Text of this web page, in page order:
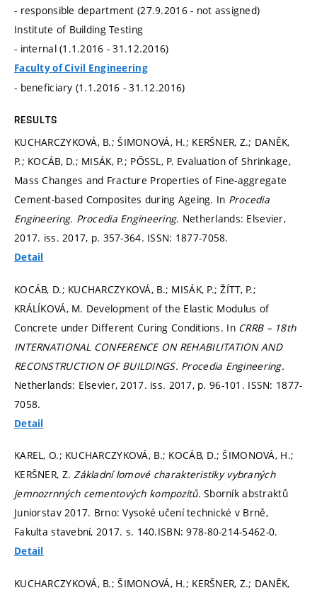
- responsible department (27.9.2016 - not assigned)
Institute of Building Testing
- internal (1.1.2016 - 31.12.2016)
Faculty of Civil Engineering
- beneficiary (1.1.2016 - 31.12.2016)
RESULTS
KUCHARCZYKOVÁ, B.; ŠIMONOVÁ, H.; KERŠNER, Z.; DANĚK,
P.; KOCÁB, D.; MISÁK, P.; PŐSSL, P. Evaluation of Shrinkage,
Mass Changes and Fracture Properties of Fine-aggregate
Cement-based Composites during Ageing. In Procedia
Engineering. Procedia Engineering. Netherlands: Elsevier,
2017. iss. 2017, p. 357-364. ISSN: 1877-7058.
Detail
KOCÁB, D.; KUCHARCZYKOVÁ, B.; MISÁK, P.; ŽÍTT, P.;
KRÁLÍKOVÁ, M. Development of the Elastic Modulus of
Concrete under Different Curing Conditions. In CRRB – 18th
INTERNATIONAL CONFERENCE ON REHABILITATION AND
RECONSTRUCTION OF BUILDINGS. Procedia Engineering.
Netherlands: Elsevier, 2017. iss. 2017, p. 96-101. ISSN: 1877-
7058.
Detail
KAREL, O.; KUCHARCZYKOVÁ, B.; KOCÁB, D.; ŠIMONOVÁ, H.;
KERŠNER, Z.Základní lomové charakteristiky vybraných
jemnozrnných cementových kompozitů.Sborník abstraktů
Juniorstav 2017. Brno: Vysoké učení technické v Brně,
Fakulta stavební, 2017. s. 140.ISBN: 978-80-214-5462-0.
Detail
KUCHARCZYKOVÁ, B.; ŠIMONOVÁ, H.; KERŠNER, Z.; DANĚK,